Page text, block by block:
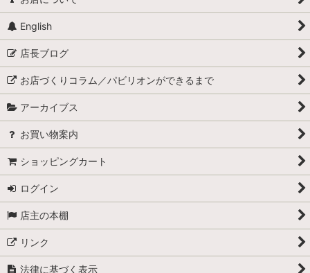
English
店長ブログ
お店づくりコラム／パビリオンができるまで
アーカイブス
お買い物案内
ショッピングカート
ログイン
店主の本棚
リンク
法律に基づく表示